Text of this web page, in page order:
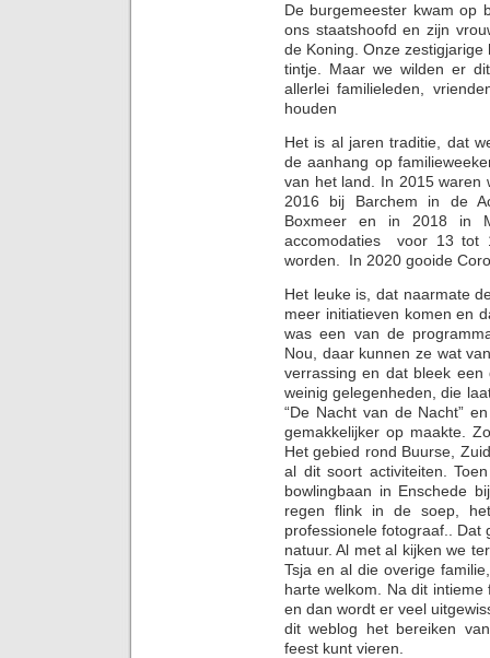
De burgemeester kwam op
ons staatshoofd en zijn
de Koning. Onze
tintje. Maar we wilden er
allerlei familieleden,
houden
Het is al jaren traditie, dat
de aanhang op
van het land. In 2015
2016 bij Barchem in de
Boxmeer en in 2018 in
accomodaties voor 13 tot
worden. In 2020 gooide
Het leuke is, dat naarmate
meer initiatieven komen en
was een van de
Nou, daar kunnen ze wat
verrassing en dat bleek
weinig gelegenheden, die
“De Nacht van de Nacht”
gemakkelijker op maakte.
Het gebied rond Buurse,
al dit soort activiteiten.
bowlingbaan in Enschede
regen flink in de soep,
professionele fotograaf.. Dat
natuur. Al met al kijken we
Tsja en al die overige
harte welkom. Na dit
en dan wordt er veel
dit weblog het bereiken
feest kunt vieren.